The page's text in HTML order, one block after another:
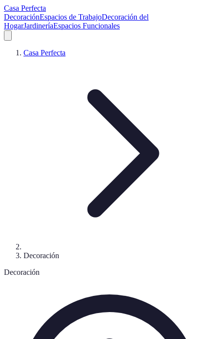
Casa Perfecta
DecoraciónEspacios de TrabajoDecoración del
HogarJardineríaEspacios Funcionales
Casa Perfecta
Decoración
Decoración